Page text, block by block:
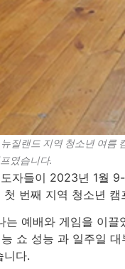
질랜드 지역 청소년 여름
였습니다.
자들이 2023년 1월
번째 지역 청소년 캠
예배와 게임을 이
쇼 성능 과 일주일
니다.